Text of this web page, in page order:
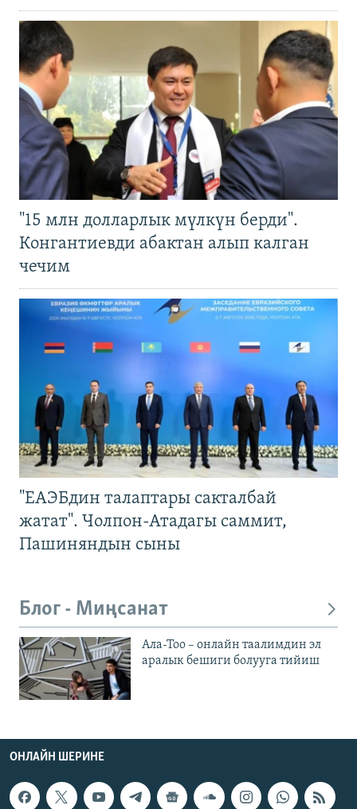
"15 млн долларлык мүлкүн берди".
Конгантиевди абактан алып калган
чечим
"ЕАЭБдин талаптары сакталбай
жатат". Чолпон-Атадагы саммит,
Пашиняндын сыны
Блог - Миңсанат
Ала-Тоо – онлайн таалимдин эл
аралык бешиги болууга тийиш
ОНЛАЙН ШЕРИНЕ